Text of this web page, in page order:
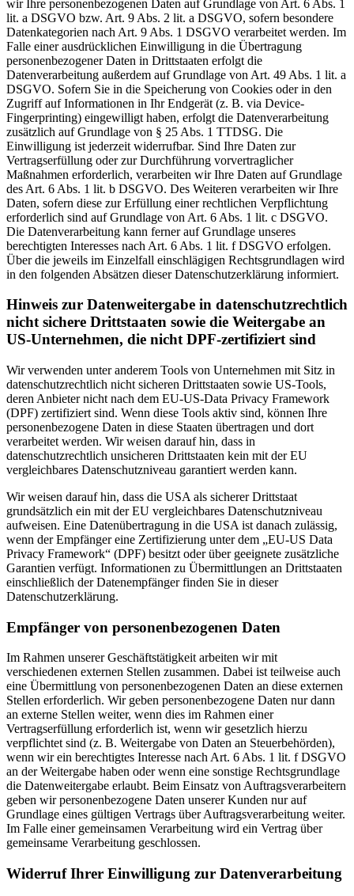
wir Ihre personenbezogenen Daten auf Grundlage von Art. 6 Abs. 1
lit. a DSGVO bzw. Art. 9 Abs. 2 lit. a DSGVO, sofern besondere
Datenkategorien nach Art. 9 Abs. 1 DSGVO verarbeitet werden. Im
Falle einer ausdrücklichen Einwilligung in die Übertragung
personenbezogener Daten in Drittstaaten erfolgt die
Datenverarbeitung außerdem auf Grundlage von Art. 49 Abs. 1 lit. a
DSGVO. Sofern Sie in die Speicherung von Cookies oder in den
Zugriff auf Informationen in Ihr Endgerät (z. B. via Device-
Fingerprinting) eingewilligt haben, erfolgt die Datenverarbeitung
zusätzlich auf Grundlage von § 25 Abs. 1 TTDSG. Die
Einwilligung ist jederzeit widerrufbar. Sind Ihre Daten zur
Vertragserfüllung oder zur Durchführung vorvertraglicher
Maßnahmen erforderlich, verarbeiten wir Ihre Daten auf Grundlage
des Art. 6 Abs. 1 lit. b DSGVO. Des Weiteren verarbeiten wir Ihre
Daten, sofern diese zur Erfüllung einer rechtlichen Verpflichtung
erforderlich sind auf Grundlage von Art. 6 Abs. 1 lit. c DSGVO.
Die Datenverarbeitung kann ferner auf Grundlage unseres
berechtigten Interesses nach Art. 6 Abs. 1 lit. f DSGVO erfolgen.
Über die jeweils im Einzelfall einschlägigen Rechtsgrundlagen wird
in den folgenden Absätzen dieser Datenschutzerklärung informiert.
Hinweis zur Datenweitergabe in datenschutzrechtlich
nicht sichere Drittstaaten sowie die Weitergabe an
US-Unternehmen, die nicht DPF-zertifiziert sind
Wir verwenden unter anderem Tools von Unternehmen mit Sitz in
datenschutzrechtlich nicht sicheren Drittstaaten sowie US-Tools,
deren Anbieter nicht nach dem EU-US-Data Privacy Framework
(DPF) zertifiziert sind. Wenn diese Tools aktiv sind, können Ihre
personenbezogene Daten in diese Staaten übertragen und dort
verarbeitet werden. Wir weisen darauf hin, dass in
datenschutzrechtlich unsicheren Drittstaaten kein mit der EU
vergleichbares Datenschutzniveau garantiert werden kann.
Wir weisen darauf hin, dass die USA als sicherer Drittstaat
grundsätzlich ein mit der EU vergleichbares Datenschutzniveau
aufweisen. Eine Datenübertragung in die USA ist danach zulässig,
wenn der Empfänger eine Zertifizierung unter dem „EU-US Data
Privacy Framework“ (DPF) besitzt oder über geeignete zusätzliche
Garantien verfügt. Informationen zu Übermittlungen an Drittstaaten
einschließlich der Datenempfänger finden Sie in dieser
Datenschutzerklärung.
Empfänger von personenbezogenen Daten
Im Rahmen unserer Geschäftstätigkeit arbeiten wir mit
verschiedenen externen Stellen zusammen. Dabei ist teilweise auch
eine Übermittlung von personenbezogenen Daten an diese externen
Stellen erforderlich. Wir geben personenbezogene Daten nur dann
an externe Stellen weiter, wenn dies im Rahmen einer
Vertragserfüllung erforderlich ist, wenn wir gesetzlich hierzu
verpflichtet sind (z. B. Weitergabe von Daten an Steuerbehörden),
wenn wir ein berechtigtes Interesse nach Art. 6 Abs. 1 lit. f DSGVO
an der Weitergabe haben oder wenn eine sonstige Rechtsgrundlage
die Datenweitergabe erlaubt. Beim Einsatz von Auftragsverarbeitern
geben wir personenbezogene Daten unserer Kunden nur auf
Grundlage eines gültigen Vertrags über Auftragsverarbeitung weiter.
Im Falle einer gemeinsamen Verarbeitung wird ein Vertrag über
gemeinsame Verarbeitung geschlossen.
Widerruf Ihrer Einwilligung zur Datenverarbeitung